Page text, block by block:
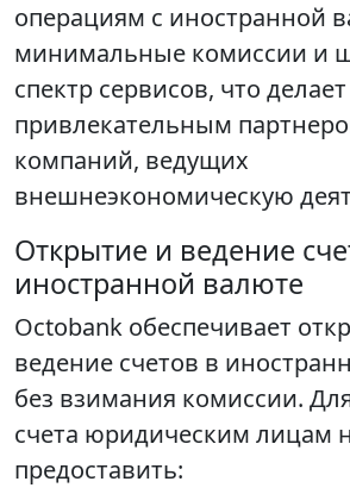
операциям с иностранной
минимальные комиссии и
спектр сервисов, что делает
привлекательным
компаний, ведущих
внешнеэкономическую
Открытие и ведение
иностранной валюте
Octobank обеспечивает
ведение счетов в
без взимания комиссии.
счета юридическим лицам
предоставить: